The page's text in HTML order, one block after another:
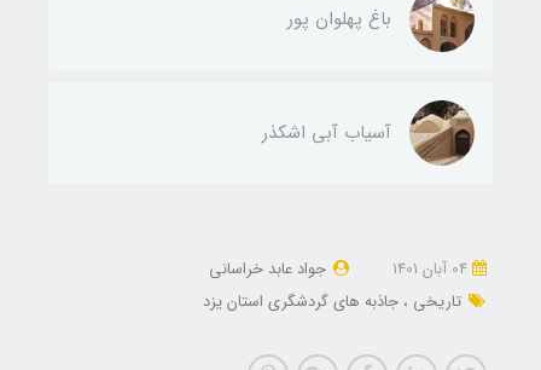
باغ پهلوان پور
آسیاب آبی اشکذر
جواد عابد خراسانی
تاریخی
جاذبه های گردشگری استان یزد